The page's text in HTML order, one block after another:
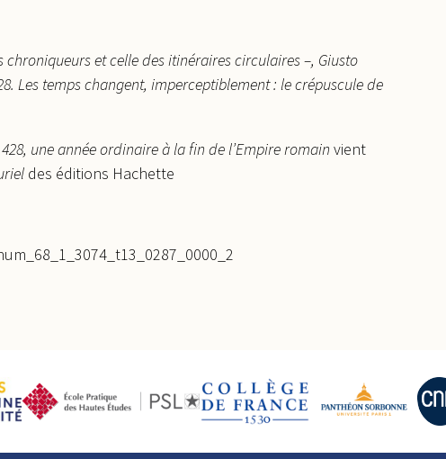
et celle des itinéraires circulaires –, Giusto
Les temps changent, imperceptiblement : le crépuscule de
428, une année ordinaire à la fin de l’Empire romain vient
des éditions Hachette